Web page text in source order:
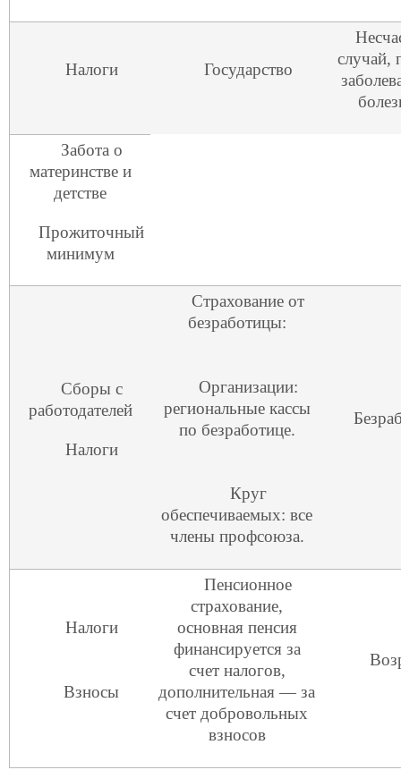
Налоги Государство
случай,
Забота о
материнстве и
детстве
Прожиточный
минимум
Сборы с
работодателей
Налоги
Страхование от
безработицы:
Организации:
региональные кассы
по безработице.
Круг
обеспечиваемых: все
члены профсоюза.
Налоги
Взносы
Пенсионное
страхование,
основная пенсия
финансируется за
счет налогов,
дополнительная — за
счет добровольных
взносов